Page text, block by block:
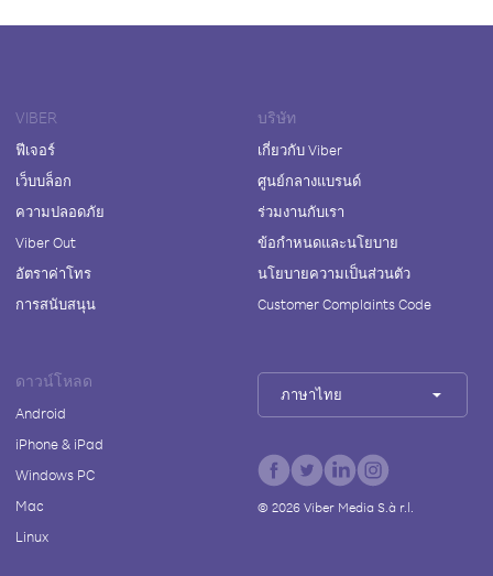
VIBER
ฟีเจอร์
เว็บบล็อก
ความปลอดภัย
Viber Out
อัตราค่าโทร
การสนับสนุน
บริษัท
เกี่ยวกับ Viber
ศูนย์กลางแบรนด์
ร่วมงานกับเรา
ข้อกำหนดและนโยบาย
นโยบายความเป็นส่วนตัว
Customer Complaints Code
ดาวน์โหลด
Android
iPhone & iPad
Windows PC
Mac
Linux
ภาษาไทย
© 2026Viber Media S.à r.l.